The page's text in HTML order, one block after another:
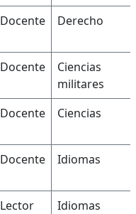
Docente Derecho
Docente
Ciencias
militares
Docente Ciencias
Docente Idiomas
Lector
Idiomas